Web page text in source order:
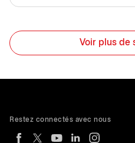
Voir plus de
Restez connectés avec nous